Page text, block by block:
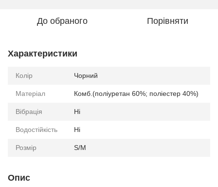
До обраного Порівняти
Характеристики
Колір Чорний
Матеріал Комб.(поліуретан 60%; поліестер 40%)
Вібрація Ні
Водостійкість Ні
Розмір S/M
Опис